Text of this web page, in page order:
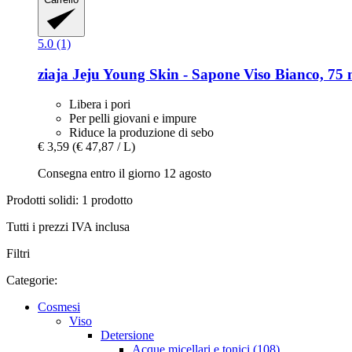
5.0 (1)
ziaja Jeju Young Skin -​ Sapone Viso Bianco, 75
Libera i pori
Per pelli giovani e impure
Riduce la produzione di sebo
€ 3,59 (€ 47,87 / L)
Consegna entro il giorno 12 agosto
Prodotti solidi: 1 prodotto
Tutti i prezzi IVA inclusa
Filtri
Categorie:
Cosmesi
Viso
Detersione